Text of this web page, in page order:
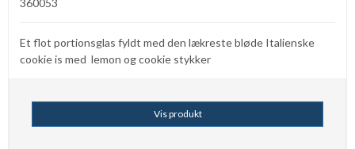
Et flot portionsglas fyldt med den lækreste bløde Italienske
cookie is med lemon og cookie stykker
Vis produkt